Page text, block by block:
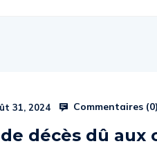
31, 2024 Commentaires (0)
décès dû aux